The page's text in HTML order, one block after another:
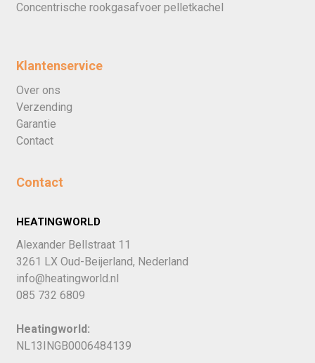
Concentrische rookgasafvoer pelletkachel
Klantenservice
Over ons
Verzending
Garantie
Contact
Contact
HEATINGWORLD
Alexander Bellstraat 11
3261 LX Oud-Beijerland, Nederland
info@heatingworld.nl
085 732 6809
Heatingworld:
NL13INGB0006484139